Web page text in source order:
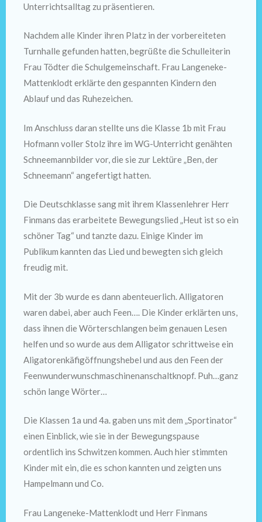
Unterrichtsalltag zu präsentieren.
Nachdem alle Kinder ihren Platz in der vorbereiteten
Turnhalle gefunden hatten, begrüßte die Schulleiterin
Frau Tödter die Schulgemeinschaft. Frau Langeneke-
Mattenklodt erklärte den gespannten Kindern den
Ablauf und das Ruhezeichen.
Im Anschluss daran stellte uns die Klasse 1b mit Frau
Hofmann voller Stolz ihre im WG-Unterricht genähten
Schneemannbilder vor, die sie zur Lektüre „Ben, der
Schneemann“ angefertigt hatten.
Die Deutschklasse sang mit ihrem Klassenlehrer Herr
Finmans das erarbeitete Bewegungslied „Heut ist so ein
schöner Tag“ und tanzte dazu. Einige Kinder im
Publikum kannten das Lied und bewegten sich gleich
freudig mit.
Mit der 3b wurde es dann abenteuerlich. Alligatoren
waren dabei, aber auch Feen…. Die Kinder erklärten uns,
dass ihnen die Wörterschlangen beim genauen Lesen
helfen und so wurde aus dem Alligator schrittweise ein
Aligatorenkäfigöffnungshebel und aus den Feen der
Feenwunderwunschmaschinenanschaltknopf. Puh…ganz
schön lange Wörter…
Die Klassen 1a und 4a. gaben uns mit dem „Sportinator“
einen Einblick, wie sie in der Bewegungspause
ordentlich ins Schwitzen kommen. Auch hier stimmten
Kinder mit ein, die es schon kannten und zeigten uns
Hampelmann und Co.
Frau Langeneke-Mattenklodt und Herr Finmans